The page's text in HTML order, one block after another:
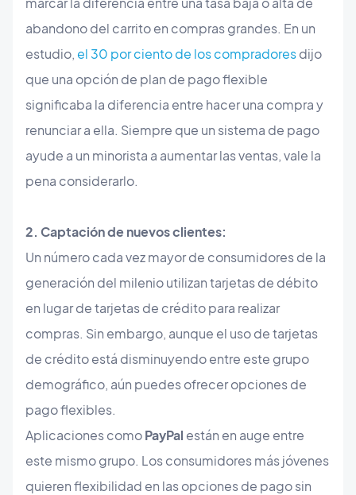
abandono del carrito en compras grandes. En un
estudio, el 30 por ciento de los compradoresdijo
que una opción de plan de pago flexible
significaba la diferencia entre hacer una compra y
renunciar a ella. Siempre que un sistema de pago
ayude a un minorista a aumentar las ventas, vale la
pena considerarlo.
2. Captación de nuevos clientes:
Un número cada vez mayor de consumidores de la
generación del milenio utilizan tarjetas de débito
en lugar de tarjetas de crédito para realizar
compras. Sin embargo, aunque el uso de tarjetas
de crédito está disminuyendo entre este grupo
demográfico, aún puedes ofrecer opciones de
pago flexibles.
Aplicaciones comoPayPal están en auge entre
este mismo grupo. Los consumidores más jóvenes
quieren flexibilidad en las opciones de pago sin